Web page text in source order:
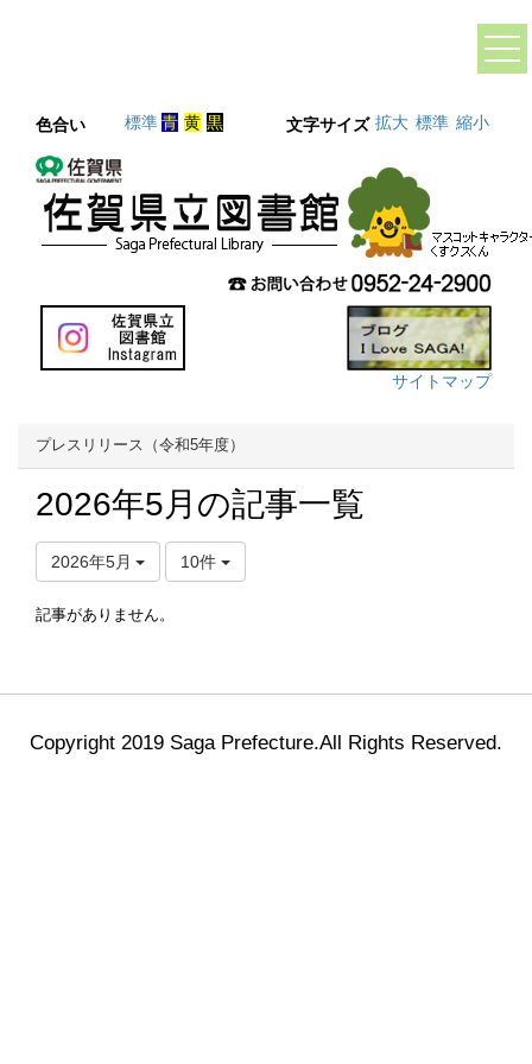
色合い 標準青 黄 黒 文字サイズ 拡大 標準 縮小
サイトマップ
プレスリリース（令和5年度）
2026年5月の記事一覧
2026年5月 10件
記事がありません。
Copyright 2019 Saga Prefecture.All Rights Reserved.